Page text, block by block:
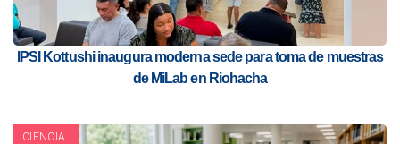
IPSI Kottushi inaugura moderna sede para toma de muestras
de MiLab en Riohacha
CIENCIA